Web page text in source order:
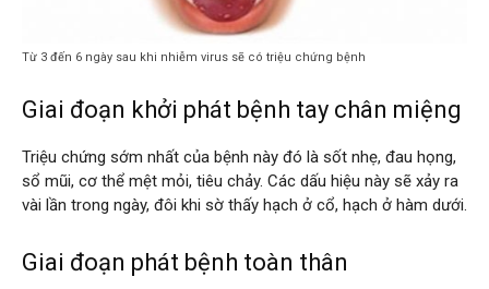
Từ 3 đến 6 ngày sau khi nhiễm virus sẽ có triệu chứng bệnh
Giai đoạn khởi phát bệnh tay chân miệng
Triệu chứng sớm nhất của bệnh này đó là sốt nhẹ, đau họng,
sổ mũi, cơ thể mệt mỏi, tiêu chảy. Các dấu hiệu này sẽ xảy ra
vài lần trong ngày, đôi khi sờ thấy hạch ở cổ, hạch ở hàm dưới.
Giai đoạn phát bệnh toàn thân